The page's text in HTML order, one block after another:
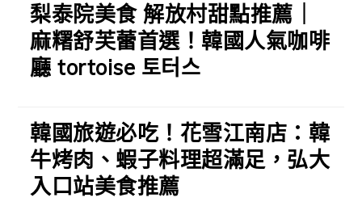
梨泰院美食 解放村甜點推薦｜
麻糬舒芙蕾首選！韓國人氣咖啡
廳 tortoise 토터스
韓國旅遊必吃！花雪江南店：韓
牛烤肉、蝦子料理超滿足，弘大
入口站美食推薦